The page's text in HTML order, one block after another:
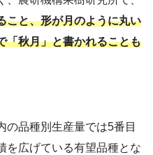
こと、形が月のように丸い
「秋月」と書かれることも
の品種別生産量では5番目
を広げている有望品種とな